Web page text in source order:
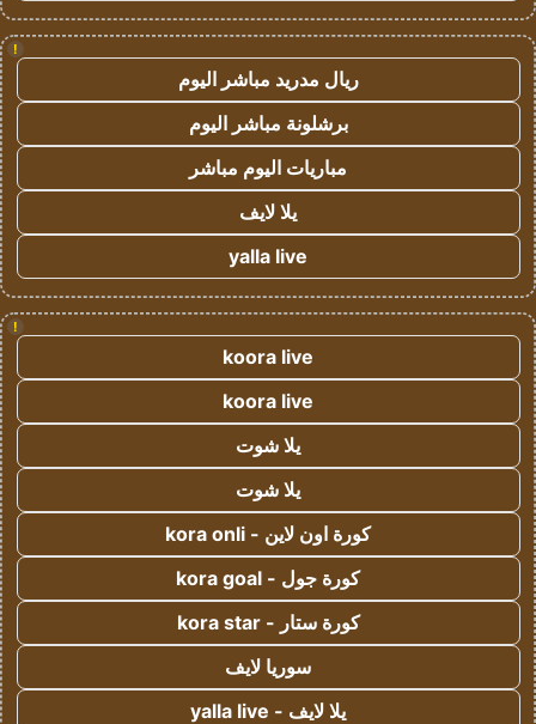
!
ريال مدريد مباشر اليوم
برشلونة مباشر اليوم
مباريات اليوم مباشر
يلا لايف
yalla live
!
koora live
koora live
يلا شوت
يلا شوت
كورة اون لاين - kora onli
كورة جول - kora goal
كورة ستار - kora star
سوريا لايف
يلا لايف - yalla live